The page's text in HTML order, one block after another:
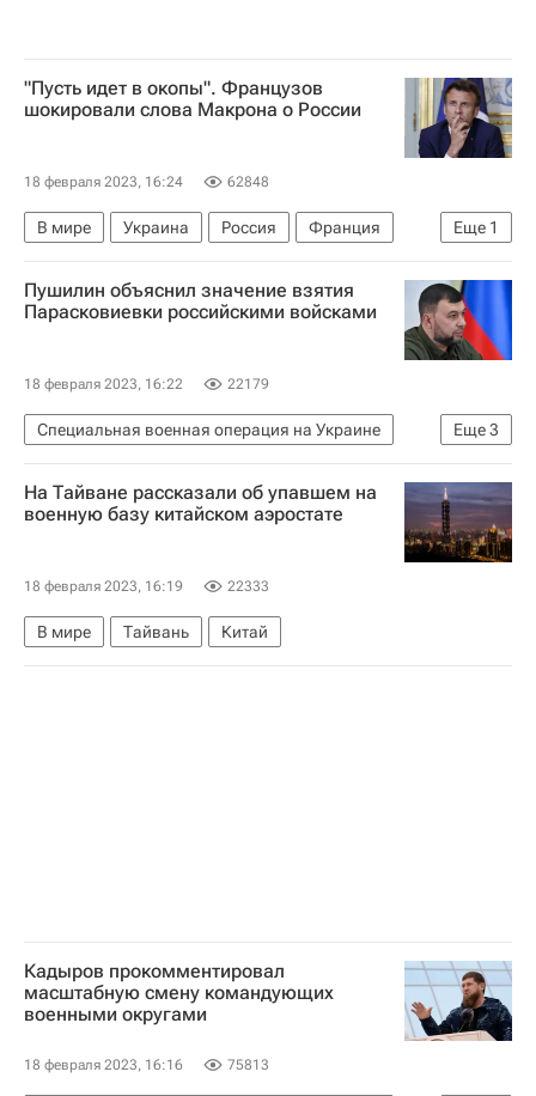
"Пусть идет в окопы". Французов
шокировали слова Макрона о России
18 февраля 2023, 16:24 62848
Еще 1
В мире Украина Россия
Франция
Эммануэль Макрон
Пушилин объяснил значение взятия
Парасковиевки российскими войсками
18 февраля 2023, 16:22 22179
Еще3
Специальная военная операция на Украине
Денис Пушилин
Донецкая Народная Республика
Артемовск
На Тайване рассказали об упавшем на
военную базу китайском аэростате
18 февраля 2023, 16:19 22333
В мире Тайвань Китай
Кадыров прокомментировал
масштабную смену командующих
военными округами
18 февраля 2023, 16:16 75813